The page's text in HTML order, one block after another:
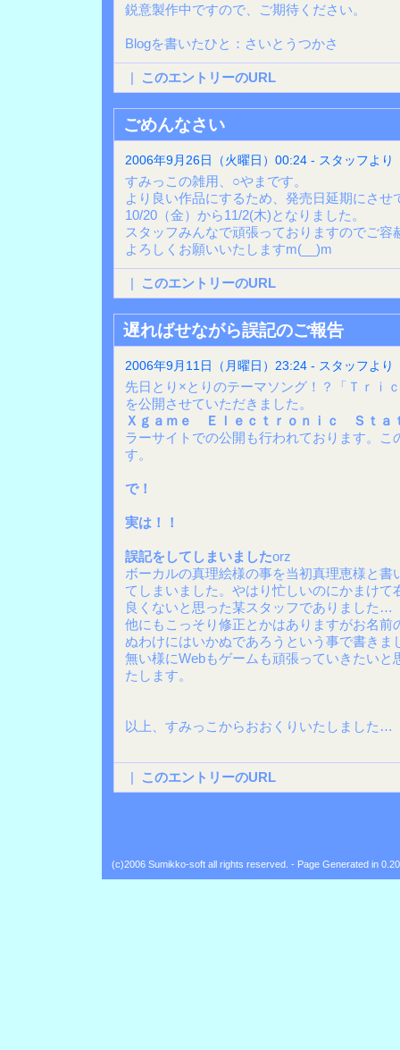
鋭意製作中ですので、ご期待ください。
Blogを書いたひと：さいとうつかさ
| このエントリーのURL
ごめんなさい
2006年9月26日（火曜日）00:24 - スタッフより
すみっこの雑用、○やまです。
より良い作品にするため、発売日延期にさせ
10/20（金）から11/2(木)となりました。
スタッフみんなで頑張っておりますのでご容
よろしくお願いいたしますm(__)m
| このエントリーのURL
遅ればせながら誤記のご報告
2006年9月11日（月曜日）23:24 - スタッフより
先日とり×とりのテーマソング！？「Ｔｒ
を公開させていただきました。
Ｘｇａｍｅ Ｅｌｅｃｔｒｏｎｉｃ Ｓｔａ
ラーサイトでの公開も行われております。こ
す。
で！
実は！！
誤記をしてしまいましたorz
ボーカルの真理絵様の事を当初真理恵様と書
てしまいました。やはり忙しいのにかまけて
良くないと思った某スタッフでありました…
他にもこっそり修正とかはありますがお名前
ぬわけにはいかぬであろうという事で書きま
無い様にWebもゲームも頑張っていきたいと
たします。
以上、すみっこからおおくりいたしました…
| このエントリーのURL
(c)2006 Sumikko-soft all rights reserved. - Page Generated in